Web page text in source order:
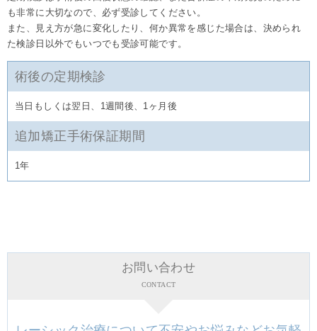
も非常に大切なので、必ず受診してください。
また、見え方が急に変化したり、何か異常を感じた場合は、決められ
た検診日以外でもいつでも受診可能です。
術後の定期検診
当日もしくは翌日、1週間後、1ヶ月後
追加矯正手術保証期間
1年
お問い合わせ
CONTACT